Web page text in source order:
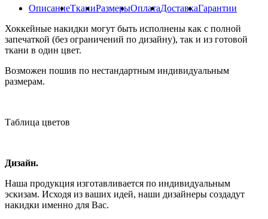
ОписаниеТканиРазмерыОплатаДоставкаГарантии
Хоккейные накидки могут быть исполнены как с полной
запечаткой (без ограничений по дизайну), так и из готовой
ткани в один цвет.
Возможен пошив по нестандартным индивидуальным
размерам.
Таблица цветов
Дизайн.
Наша продукция изготавливается по индивидуальным
эскизам. Исходя из ваших идей, наши дизайнеры создадут
накидки именно для Вас.